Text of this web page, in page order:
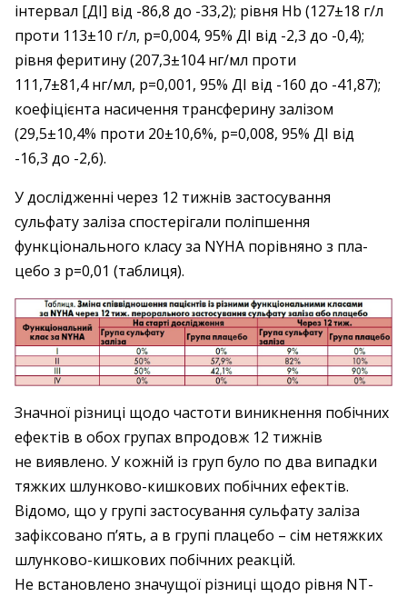
інтер­вал [ДІ] від -86,8 до -33,2); ­рівня Hb (127±18 г/л
проти 113±10 г/л, p=0,004, 95% ДІ від -2,3 до -0,4);
рівня фери­тину (207,3±104 нг/мл проти
111,7±81,4 нг/мл, p=0,001, 95% ДІ від -160 до -41,87);
коефіцієнта насичення трансферину залізом
(29,5±10,4% проти 20±10,6%, p=0,008, 95% ДІ від
-16,3 до -2,6).
У дослід­жен­ні через 12 тижнів застосу­вання
сульфату заліза спостерігали поліпшення
функціонального класу за NYHA порівняно з пла­
цебо з p=0,01 (таблиця).
Значної різниці щодо частоти виник­нення побічних
ефектів в обох групах впродовж 12 тижнів
не виявлено. У ­кожній із груп було по два випадки
тяжких шлунково-­кишкових побічних ефектів.
Відомо, що у групі застосування сульфату ­заліза
зафік­совано п’ять, а в групі плацебо – сім нетяж­ких
шлунково-­кишкових побічних ­реакцій.
Не встановлено значущої різ­ниці щодо ­рівня NT-